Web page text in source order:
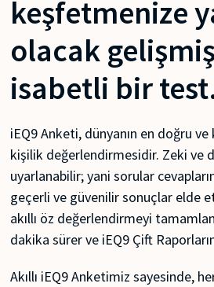
keşfetmenize
olacak
isabetli bir
iEQ9 Anketi, dünyanın en doğru
kişilik değerlendirmesidir. Zeki ve
uyarlanabilir; yani sorular
geçerli ve güvenilir sonuçlar elde
akıllı öz değerlendirmeyi
dakika sürer ve iEQ9 Çift
Akıllı iEQ9 Anketimiz sayesinde,